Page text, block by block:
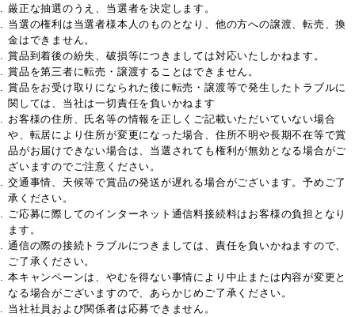
厳正な抽選のうえ、当選者を決定します。
当選の権利は当選者様本人のものとなり、他の方への譲渡、転売、換
金はできません。
賞品到着後の紛失、破損等につきましては対応いたしかねます。
賞品を第三者に転売・譲渡することはできません。
賞品をお受け取りになられた後に転売・譲渡等で発生したトラブルに
関しては、当社は一切責任を負いかねます
お客様の住所、氏名等の情報を正しくご記載いただいていない場合
や、転居により住所が変更になった場合、住所不明や長期不在等で賞
品がお届けできない場合は、当選されても権利が無効となる場合がご
ざいますのでご注意ください。
交通事情、天候等で賞品の発送が遅れる場合がございます。予めご了
承ください。
ご応募に際してのインターネット通信料接続料はお客様の負担となり
ます。
通信の際の接続トラブルにつきましては、責任を負いかねますので、
ご了承ください。
本キャンペーンは、やむを得ない事情により中止または内容が変更と
なる場合がございますので、あらかじめご了承ください。
当社社員および関係者は応募できません。